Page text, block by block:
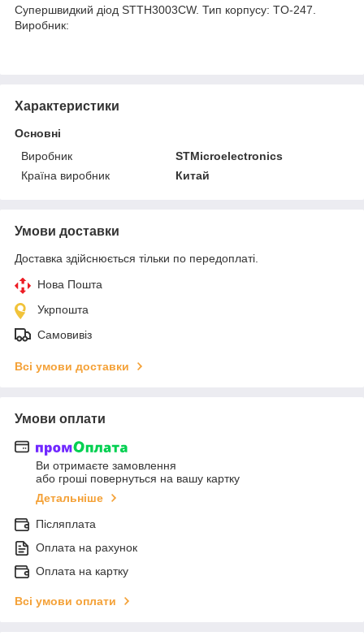
Супершвидкий діод STTH3003CW. Тип корпусу: TO-247.
Виробник:
Характеристики
Основні
Виробник
STMicroelectronics
Країна виробник
Китай
Умови доставки
Доставка здійснюється тільки по передоплаті.
Нова Пошта
Укрпошта
Самовивіз
Всі умови доставки
Умови оплати
Ви отримаєте замовлення
або гроші повернуться на вашу картку
Детальніше
Післяплата
Оплата на рахунок
Оплата на картку
Всі умови оплати